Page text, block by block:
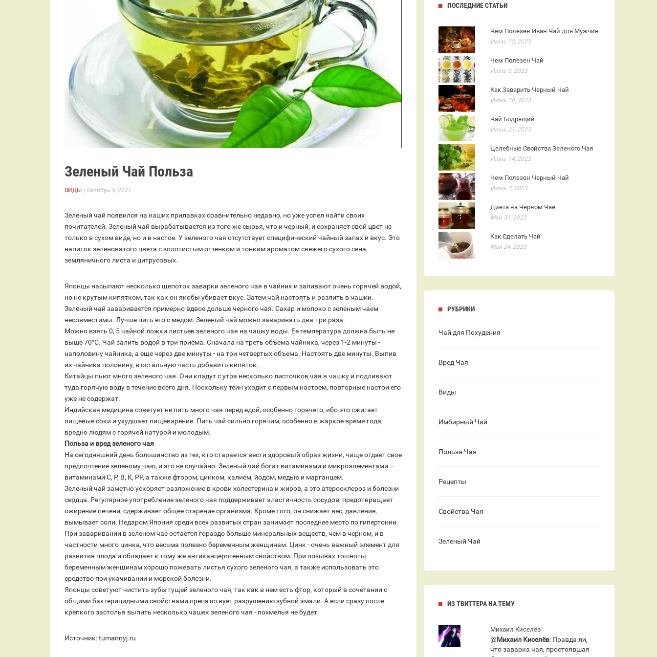
Зеленый Чай Польза
ВИДЫ / Октябрь 5, 2021
Зеленый чай появился на наших прилавках сравнительно недавно, но уже успел найти своих
почитателей. Зеленый чай вырабатывается из того же сырья, что и черный, и сохраняет свой цвет не
только в сухом виде, но и в настое. У зеленого чая отсутствует специфический чайный запах и вкус. Это
напиток зеленоватого цвета с золотистым оттенком и тонким ароматом свежего сухого сена,
земляничного листа и цитрусовых.
Японцы насыпают несколько щепоток заварки зеленого чая в чайник и заливают очень горячей водой,
но не крутым кипятком, так как он якобы убивает вкус. Затем чай настоять и разлить в чашки.
Зеленый чай заваривается примерно вдвое дольше черного чая. Сахар и молоко с зеленым чаем
несовместимы. Лучше пить его с медом. Зеленый чай можно заваривать два-три раза.
Можно взять 0, 5 чайной ложки листьев зеленого чая на чашку воды. Ее температура должна быть не
выше 70°С. Чай залить водой в три приема. Сначала на треть объема чайника, через 1-2 минуты -
наполовину чайника, а еще через две минуты - на три четвертых объема. Настоять две минуты. Выпив
из чайника половину, в остальную часть добавить кипяток.
Китайцы пьют много зеленого чая. Они кладут с утра несколько листочков чая в чашку и подливают
туда горячую воду в течение всего дня. Поскольку теин уходит с первым настоем, повторные настои его
уже не содержат.
Индийская медицина советует не пить много чая перед едой, особенно горячего, ибо это сжигает
пищевые соки и ухудшает пищеварение. Пить чай сильно горячим, особенно в жаркое время года,
вредно людям с горячей натурой и молодым.
Польза и вред зеленогочая
На сегодняшний день большинство из тех, кто старается вести здоровый образ жизни, чаще отдает свое
предпочтение зеленому чаю, и это не случайно. Зеленый чай богат витаминами и микроэлементами –
витаминами С, Р, В, К, РР, а также фтором, цинком, калием, йодом, медью и марганцем.
Зеленый чай заметно ускоряет разложение в крови холестерина и жиров, а это атеросклероз и болезни
сердца. Регулярное употребление зеленого чая поддерживает эластичность сосудов, предотвращает
ожирение печени, сдерживает общее старение организма. Кроме того, он снижает вес, давление,
вымывает соли. Недаром Япония среди всех развитых стран занимает последнее место по гипертонии.
При заваривании в зеленом чае остается гораздо больше минеральных веществ, чем в черном, и в
частности много цинка, что весьма полезно беременным женщинам. Цинк - очень важный элемент для
развития плода и обладает к тому же антиканцерогенным свойством. При позывах тошноты
беременным женщинам хорошо пожевать листья сухого зеленого чая, а также использовать это
средство при укачивании и морской болезни.
Японцы советуют чистить зубы гущей зеленого чая, так как в нем есть фтор, который в сочетании с
общими бактерицидными свойствами препятствует разрушению зубной эмали. А если сразу после
крепкого застолья выпить несколько чашек зеленого чая - похмелья не будет.
Источник: tumannyj.ru
ПОСЛЕДНИЕ СТАТЬИ
Чем Полезен Иван Чай для Мужчин
Июль 12, 2023
Чем Полезен Чай
Июль 5, 2023
Как Заварить Черный Чай
Июнь 28, 2023
Чай Бодрящий
Июнь 21, 2023
Целебные Свойства Зеленого Чая
Июнь 14, 2023
Чем Полезен Черный Чай
Июнь 7, 2023
Диета на Черном Чае
Май 31, 2023
Как Сделать Чай
Май 24, 2023
РУБРИКИ
Чай для Похудения
Вред Чая
Виды
Имбирный Чай
Польза Чая
Рецепты
Свойства Чая
Зеленый Чай
ИЗ ТВИТТЕРА НА ТЕМУ
Михаил Киселёв
@Михаил Киселёв: Правда ли,
что заварка чая, простоявшая